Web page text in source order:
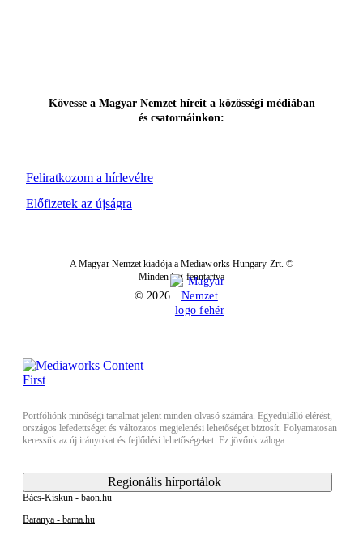
Feliratkozom a hírlevélre
Kövesse a Magyar Nemzet híreit a közösségi médiában
és csatornáinkon:
Előfizetek az újságra
A Magyar Nemzet kiadója a Mediaworks Hungary Zrt. ©
Minden jog fenntartva
© 2026
Portfóliónk minőségi tartalmat jelent minden olvasó számára. Egyedülálló elérést,
országos lefedettséget és változatos megjelenési lehetőséget biztosít. Folyamatosan
keressük az új irányokat és fejlődési lehetőségeket. Ez jövőnk záloga.
Regionális hírportálok
Bács-Kiskun - baon.hu
Baranya - bama.hu